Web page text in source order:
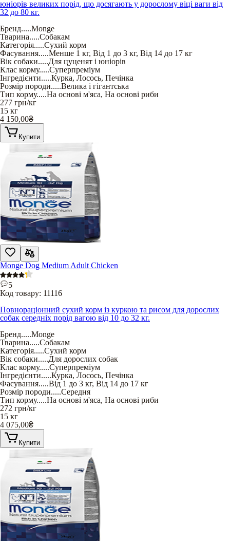
юніорів великих порід, що досягають у дорослому віці ваги від
32 до 80 кг.
Бренд.....Monge
Тварина.....Собакам
Категорія.....Сухий корм
Фасування.....Менше 1 кг, Від 1 до 3 кг, Від 14 до 17 кг
Вік собаки.....Для цуценят і юніорів
Клас корму.....Суперпреміум
Інгредієнти.....Курка, Лосось, Печінка
Розмір породи.....Велика і гігантська
Тип корму.....На основі м'яса, На основі риби
277 грн/кг
15 кг
4 150,00₴
Купити
Monge Dog Medium Adult Chicken
5
Код товару: 11116
Повнораціонний сухий корм із куркою та рисом для дорослих
собак середніх порід вагою від 10 до 32 кг.
Бренд.....Monge
Тварина.....Собакам
Категорія.....Сухий корм
Вік собаки.....Для дорослих собак
Клас корму.....Суперпреміум
Інгредієнти.....Курка, Лосось, Печінка
Фасування.....Від 1 до 3 кг, Від 14 до 17 кг
Розмір породи.....Середня
Тип корму.....На основі м'яса, На основі риби
272 грн/кг
15 кг
4 075,00₴
Купити